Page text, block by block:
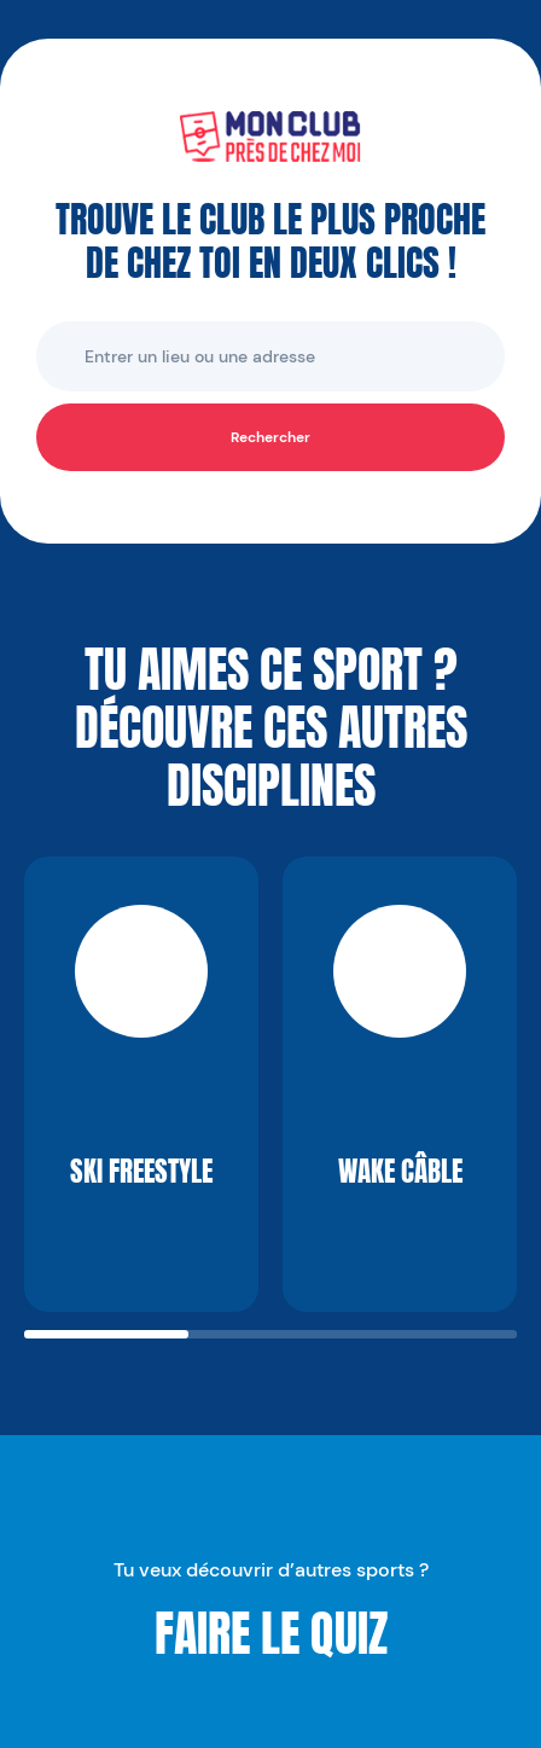
TROUVE LE CLUB LE PLUS PROCHE
DE CHEZ TOI EN DEUX CLICS !
Rechercher
TU AIMES CE SPORT ?
DÉCOUVRE CES AUTRES
DISCIPLINES
SKI FREESTYLE WAKE CÂBLE
Tu veux découvrir d’autres sports ?
FAIRE LE QUIZ